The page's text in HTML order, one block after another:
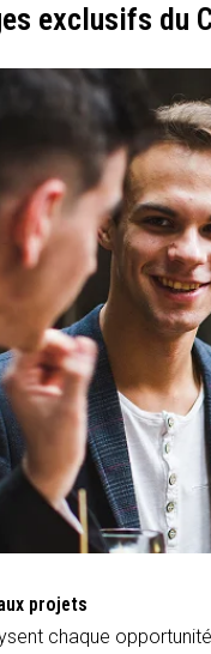
exclusifs du
projets
chaque